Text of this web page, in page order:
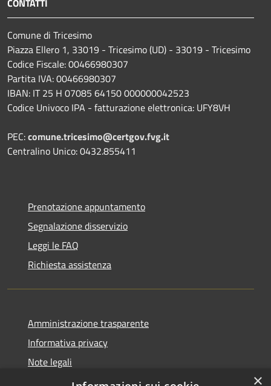
CONTATTI
Comune di Tricesimo
Piazza Ellero 1, 33019 - Tricesimo (UD) - 33019 - Tricesimo
Codice Fiscale: 00466980307
Partita IVA: 00466980307
IBAN: IT 25 H 07085 64150 000000042523
Codice Univoco IPA - fatturazione elettronica: UFY8VH
PEC:comune.tricesimo@certgov.fvg.it
Centralino Unico: 0432.855411
Prenotazione appuntamento
Segnalazione disservizio
Leggi le FAQ
Richiesta assistenza
Amministrazione trasparente
Informativa privacy
Note legali
Dichiarazione di accessibilità
×